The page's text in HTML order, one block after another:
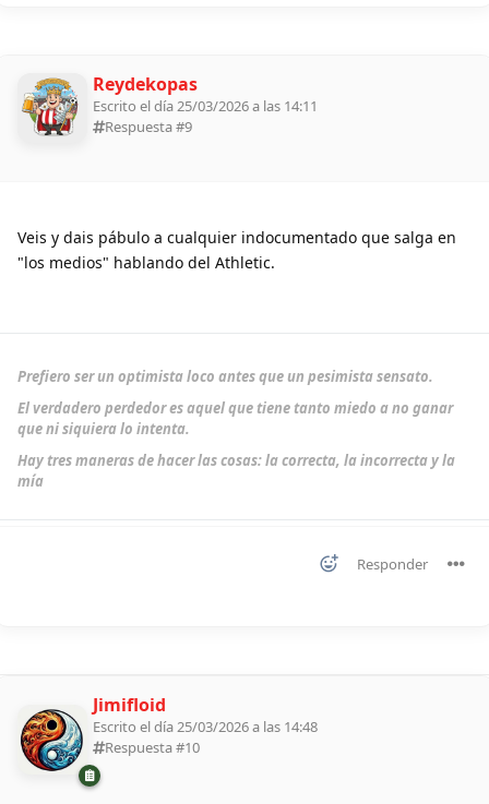
Reydekopas
Escrito el día 25/03/2026 a las 14:11
Respuesta #9
Veis y dais pábulo a cualquier indocumentado que salga en
"los medios" hablando del Athletic.
Prefiero ser un optimista loco antes que un pesimista sensato.
El verdadero perdedor es aquel que tiene tanto miedo a no ganar
que ni siquiera lo intenta.
Hay tres maneras de hacer las cosas: la correcta, la incorrecta y la
mía
Responder
Jimifloid
Escrito el día 25/03/2026 a las 14:48
Respuesta #10